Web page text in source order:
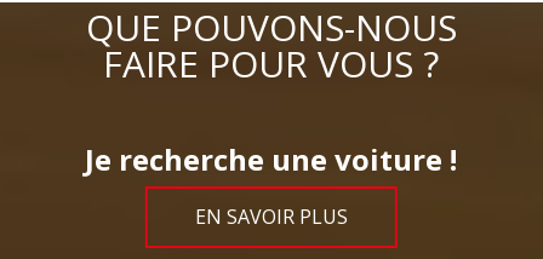
QUE POUVONS-NOUS
FAIRE POUR VOUS ?
Je recherche une voiture !
EN SAVOIR PLUS